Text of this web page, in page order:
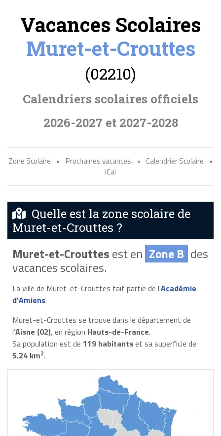
Vacances Scolaires
Muret-et-Crouttes
(02210)
Calendriers scolaires officiels
2026-2027 et 2027-2028
Zone Scolaire • Prochaines vacances • Calendrier Scolaire
•
iCal
Quelle est la zone scolaire de
Muret-et-Crouttes ?
Muret-et-Crouttesest en Zone B des
vacances scolaires.
La ville de Muret-et-Crouttes fait partie de l'Académie
d'Amiens.
Muret-et-Crouttes se trouve dans le département de
l’Aisne (02), en région Hauts-de-France.
Sa population est de 119 habitantset sa superficie de
5.24 km2.